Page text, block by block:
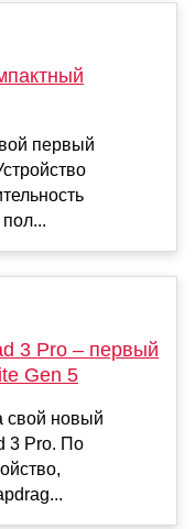
первый
3 Pro – первый
Gen 5
свой новый
3 Pro. По